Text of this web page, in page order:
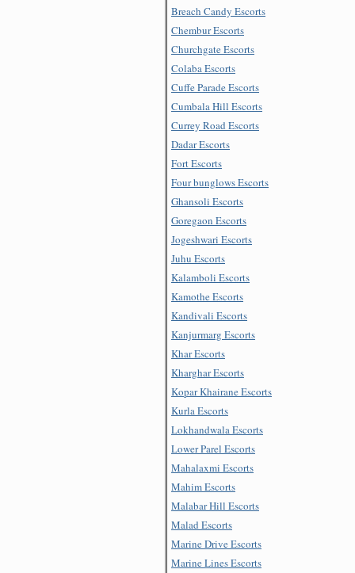
Breach Candy Escorts
Chembur Escorts
Churchgate Escorts
Colaba Escorts
Cuffe Parade Escorts
Cumbala Hill Escorts
Currey Road Escorts
Dadar Escorts
Fort Escorts
Four bunglows Escorts
Ghansoli Escorts
Goregaon Escorts
Jogeshwari Escorts
Juhu Escorts
Kalamboli Escorts
Kamothe Escorts
Kandivali Escorts
Kanjurmarg Escorts
Khar Escorts
Kharghar Escorts
Kopar Khairane Escorts
Kurla Escorts
Lokhandwala Escorts
Lower Parel Escorts
Mahalaxmi Escorts
Mahim Escorts
Malabar Hill Escorts
Malad Escorts
Marine Drive Escorts
Marine Lines Escorts